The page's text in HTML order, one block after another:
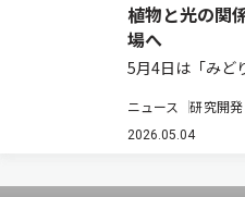
植物と光の関
場へ
5月4日は「みど
る機会でもある
一つが「光」で
ニュース 研究開発
2026.05.04